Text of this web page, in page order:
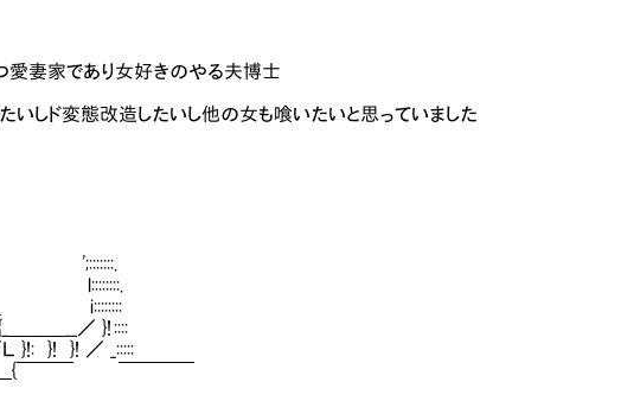
であり女好きのやる夫博士
しド変態改造したいし他の女も喰いたいと思っていました
i::::::::
__／ }! ::::
}!: }! }! ／ _:::::
￣￣ ￣￣￣￣